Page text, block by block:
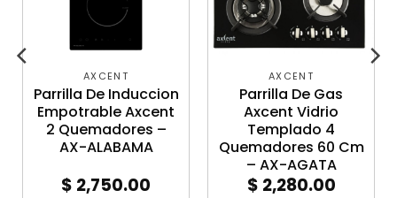
AXCENT
Parrilla De Induccion
Empotrable Axcent
2 Quemadores –
AX-ALABAMA
$ 2,750.00
AXCENT
Parrilla De Gas
Axcent Vidrio
Templado 4
Quemadores 60 Cm
– AX-AGATA
$ 2,280.00